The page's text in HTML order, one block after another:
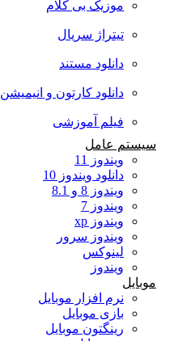
موزیک بی کلام
تیتراژ سریال
دانلود مستند
دانلود کارتون و انیمیشن
فیلم آموزشی
سیستم عامل
ویندوز 11
دانلود ویندوز 10
ویندوز 8 و 8.1
ویندوز 7
ویندوز xp
ویندوز سرور
لینوکس
ویندوز
موبایل
نرم افزار موبایل
بازی موبایل
رینگتون موبایل